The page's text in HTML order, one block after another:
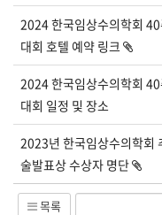
2024 한국임상수의학회
대회 호텔 예약 링크
2024 한국임상수의학회
대회 일정 및 장소
2023년 한국임상수의학회
술발표상 수상자 명단
목록